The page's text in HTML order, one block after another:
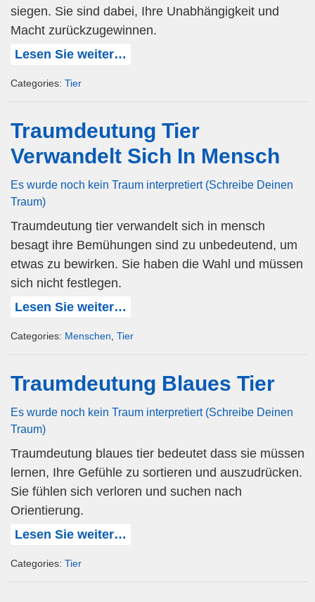
siegen. Sie sind dabei, Ihre Unabhängigkeit und
Macht zurückzugewinnen.
Lesen Sie weiter…
Categories: Tier
Traumdeutung Tier
Verwandelt Sich In Mensch
Es wurde noch kein Traum interpretiert (Schreibe Deinen
Traum)
Traumdeutung tier verwandelt sich in mensch
besagt ihre Bemühungen sind zu unbedeutend, um
etwas zu bewirken. Sie haben die Wahl und müssen
sich nicht festlegen.
Lesen Sie weiter…
Categories: Menschen Tier
Traumdeutung Blaues Tier
Es wurde noch kein Traum interpretiert (Schreibe Deinen
Traum)
Traumdeutung blaues tier bedeutet dass sie müssen
lernen, Ihre Gefühle zu sortieren und auszudrücken.
Sie fühlen sich verloren und suchen nach
Orientierung.
Lesen Sie weiter…
Categories: Tier